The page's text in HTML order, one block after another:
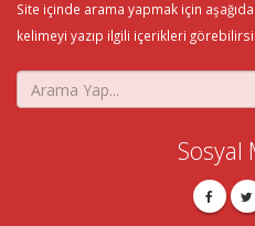
Site içinde arama yapmak için
kelimeyi yazıp ilgili içerikleri
Sosyal